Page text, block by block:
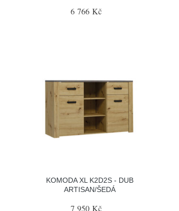
6 766 Kč
KOMODA XL K2D2S - DUB
ARTISAN/ŠEDÁ
7 950 Kč